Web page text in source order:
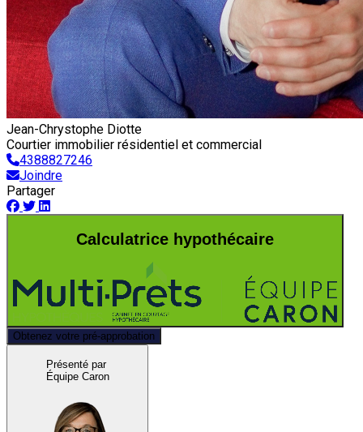
Jean-Chrystophe Diotte
Courtier immobilier résidentiel et commercial
4388827246
Joindre
Partager
Calculatrice hypothécaire
Obtenez votre pré-approbation
Présenté par
Équipe Caron